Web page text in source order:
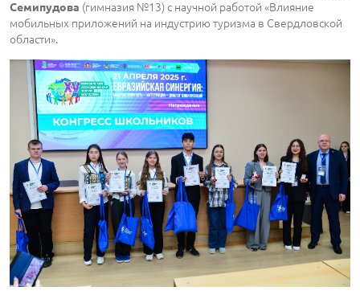
Семипудова (гимназия №13) с научной работой «Влияние
мобильных приложений на индустрию туризма в Свердловской
области».